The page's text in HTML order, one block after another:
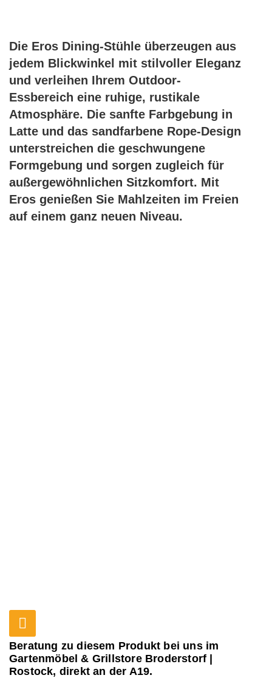
Die Eros Dining-Stühle überzeugen aus
jedem Blickwinkel mit stilvoller Eleganz
und verleihen Ihrem Outdoor-
Essbereich eine ruhige, rustikale
Atmosphäre. Die sanfte Farbgebung in
Latte und das sandfarbene Rope-Design
unterstreichen die geschwungene
Formgebung und sorgen zugleich für
außergewöhnlichen Sitzkomfort. Mit
Eros genießen Sie Mahlzeiten im Freien
auf einem ganz neuen Niveau.
Beratung zu diesem Produkt bei uns im
Gartenmöbel & Grillstore Broderstorf |
Rostock, direkt an der A19.